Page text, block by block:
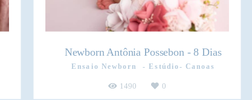
Newborn Antônia Possebon - 8 Dias
Ensaio Newborn Estúdio- Canoas
1490 0